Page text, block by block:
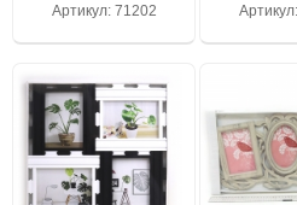
Артикул: 71202